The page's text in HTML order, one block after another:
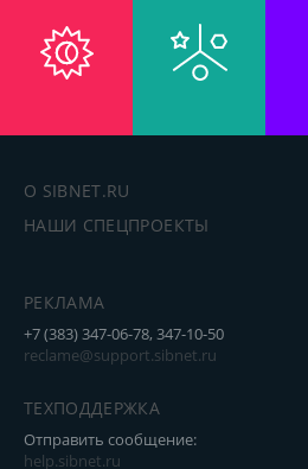
О SIBNET.RU
НАШИ СПЕЦПРОЕКТЫ
РЕКЛАМА
+7 (383) 347-06-78, 347-10-50
reclame@support.sibnet.ru
ТЕХПОДДЕРЖКА
Отправить сообщение:
help.sibnet.ru